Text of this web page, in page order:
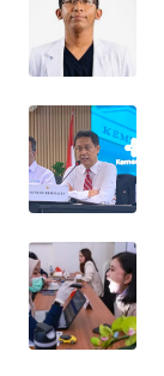
MAWAKA
ID
MARTABAT
NET
PLN
WATCH
MKLI